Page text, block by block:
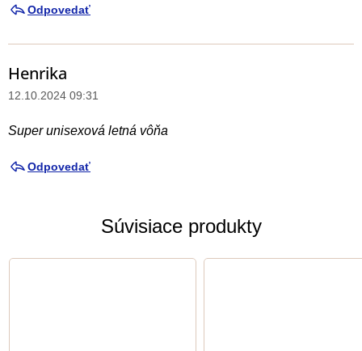
Súvisiace produkty
Odpovedať
Henrika
12.10.2024 09:31
Super unisexová letná vôňa
Odpovedať